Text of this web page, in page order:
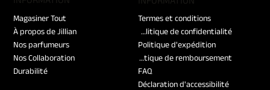
Magasiner Tout
À propos de Jillian
Nos parfumeurs
Nos Collaboration
Durabilité
Termes et conditions
Politique de confidentialité
Politique d'expédition
Politique de remboursement
FAQ
Déclaration d'accessibilité